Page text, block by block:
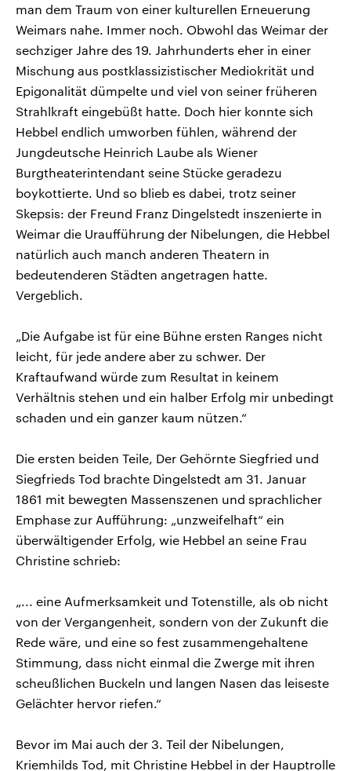
man dem Traum von einer kulturellen Erneuerung
Weimars nahe. Immer noch. Obwohl das Weimar der
sechziger Jahre des 19. Jahrhunderts eher in einer
Mischung aus postklassizistischer Mediokrität und
Epigonalität dümpelte und viel von seiner früheren
Strahlkraft eingebüßt hatte. Doch hier konnte sich
Hebbel endlich umworben fühlen, während der
Jungdeutsche Heinrich Laube als Wiener
Burgtheaterintendant seine Stücke geradezu
boykottierte. Und so blieb es dabei, trotz seiner
Skepsis: der Freund Franz Dingelstedt inszenierte in
Weimar die Uraufführung der Nibelungen, die Hebbel
natürlich auch manch anderen Theatern in
bedeutenderen Städten angetragen hatte.
Vergeblich.
„Die Aufgabe ist für eine Bühne ersten Ranges nicht
leicht, für jede andere aber zu schwer. Der
Kraftaufwand würde zum Resultat in keinem
Verhältnis stehen und ein halber Erfolg mir unbedingt
schaden und ein ganzer kaum nützen.“
Die ersten beiden Teile, Der Gehörnte Siegfried und
Siegfrieds Tod brachte Dingelstedt am 31. Januar
1861 mit bewegten Massenszenen und sprachlicher
Emphase zur Aufführung: „unzweifelhaft“ ein
überwältigender Erfolg, wie Hebbel an seine Frau
Christine schrieb:
„... eine Aufmerksamkeit und Totenstille, als ob nicht
von der Vergangenheit, sondern von der Zukunft die
Rede wäre, und eine so fest zusammengehaltene
Stimmung, dass nicht einmal die Zwerge mit ihren
scheußlichen Buckeln und langen Nasen das leiseste
Gelächter hervor riefen.“
Bevor im Mai auch der 3. Teil der Nibelungen,
Kriemhilds Tod, mit Christine Hebbel in der Hauptrolle